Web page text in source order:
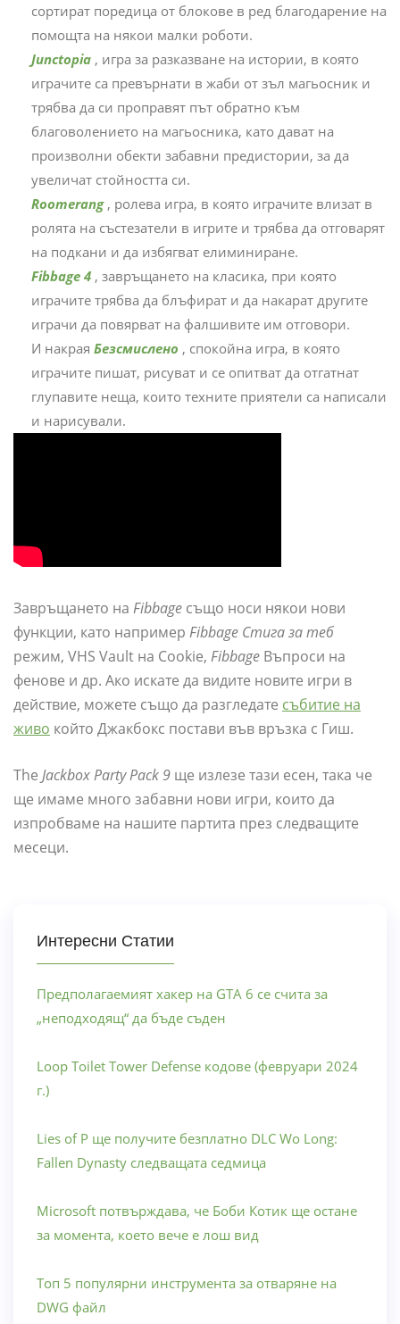
сортират поредица от блокове в ред благодарение на
помощта на някои малки роботи.
Junctopia , игра за разказване на истории, в която
играчите са превърнати в жаби от зъл магьосник и
трябва да си проправят път обратно към
благоволението на магьосника, като дават на
произволни обекти забавни предистории, за да
увеличат стойността си.
Roomerang , ролева игра, в която играчите влизат в
ролята на състезатели в игрите и трябва да отговарят
на подкани и да избягват елиминиране.
Fibbage 4 , завръщането на класика, при която
играчите трябва да блъфират и да накарат другите
играчи да повярват на фалшивите им отговори.
И накрая Безсмислено , спокойна игра, в която
играчите пишат, рисуват и се опитват да отгатнат
глупавите неща, които техните приятели са написали
и нарисували.
Завръщането на Fibbage също носи някои нови
функции, като например Fibbage Стига за теб
режим, VHS Vault на Cookie, Fibbage Въпроси на
фенове и др. Ако искате да видите новите игри в
действие, можете също да разгледате събитие на
живо който Джакбокс постави във връзка с Гиш.
The Jackbox Party Pack 9 ще излезе тази есен, така че
ще имаме много забавни нови игри, които да
изпробваме на нашите партита през следващите
месеци.
Интересни Статии
Предполагаемият хакер на GTA 6 се счита за
„неподходящ“ да бъде съден
Loop Toilet Tower Defense кодове (февруари 2024
г.)
Lies of P ще получите безплатно DLC Wo Long:
Fallen Dynasty следващата седмица
Microsoft потвърждава, че Боби Котик ще остане
за момента, което вече е лош вид
Топ 5 популярни инструмента за отваряне на
DWG файл